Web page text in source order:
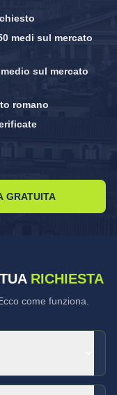
medi sul mercato
sul mercato
romano
GRATUITA
RICHIESTA
come funziona.